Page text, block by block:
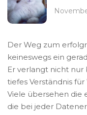
Der Weg zum
keineswegs ein
Er verlangt nicht nur
tiefes Verständnis
Viele übersehen die
die bei jeder